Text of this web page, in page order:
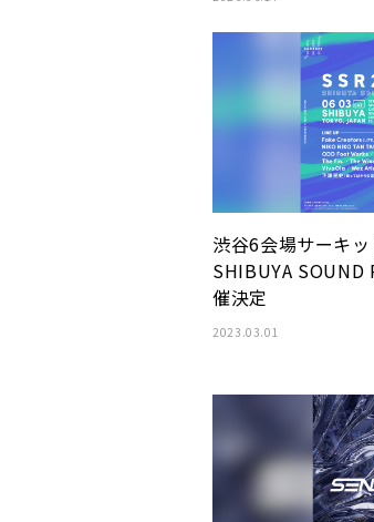
渋谷6会場サーキ
SHIBUYA SOUND
催決定
2023.03.01